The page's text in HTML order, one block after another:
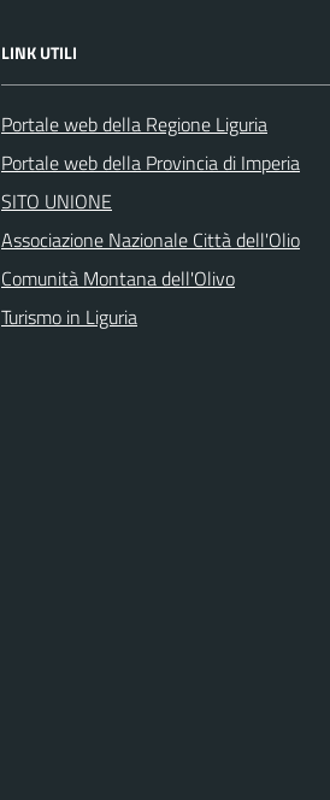
LINK UTILI
Portale web della Regione Liguria
Portale web della Provincia di Imperia
SITO UNIONE
Associazione Nazionale Città dell'Olio
Comunità Montana dell'Olivo
Turismo in Liguria